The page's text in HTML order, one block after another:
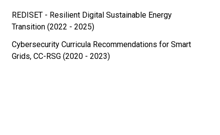
REDISET - Resilient Digital Sustainable Energy
Transition (2022 - 2025)
Cybersecurity Curricula Recommendations for Smart
Grids, CC-RSG (2020 - 2023)